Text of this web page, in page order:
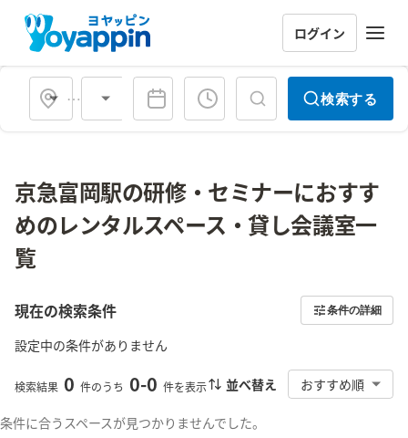
ログイン
会場タイプ 検索する
京急富岡駅の研修・セミナーにおすす
めのレンタルスペース・貸し会議室一
覧
現在の検索条件 条件の詳細
設定中の条件がありません
検索結果 0 件のうち 0-0 件を表示 並べ替え おすすめ順
条件に合うスペースが見つかりませんでした。